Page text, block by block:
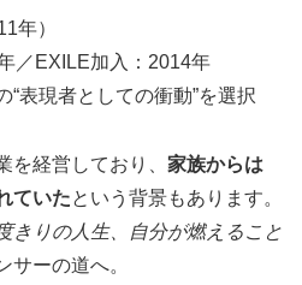
年）
／EXILE加入：2014年
“表現者としての衝動”を選択
を経営しており、 家族からは
ていたという背景もあります。
きりの人生、自分が燃えること
サーの道へ。